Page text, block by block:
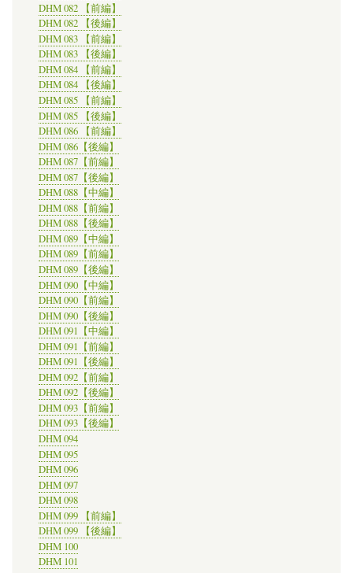
DHM 082 【前編】
DHM 082 【後編】
DHM 083 【前編】
DHM 083 【後編】
DHM 084 【前編】
DHM 084 【後編】
DHM 085 【前編】
DHM 085 【後編】
DHM 086 【前編】
DHM 086【後編】
DHM 087【前編】
DHM 087【後編】
DHM 088【中編】
DHM 088【前編】
DHM 088【後編】
DHM 089【中編】
DHM 089【前編】
DHM 089【後編】
DHM 090【中編】
DHM 090【前編】
DHM 090【後編】
DHM 091【中編】
DHM 091【前編】
DHM 091【後編】
DHM 092【前編】
DHM 092【後編】
DHM 093【前編】
DHM 093【後編】
DHM 094
DHM 095
DHM 096
DHM 097
DHM 098
DHM 099 【前編】
DHM 099 【後編】
DHM 100
DHM 101